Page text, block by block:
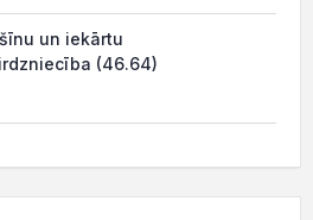
un iekārtu
(46.64)